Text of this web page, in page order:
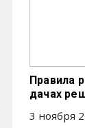
Правила
дачах
3 ноября